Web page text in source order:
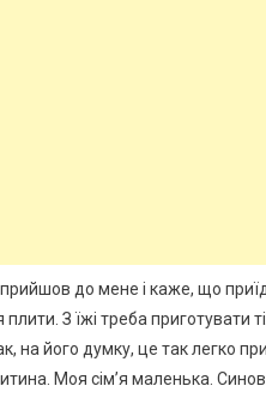
до мене і каже, що
З їжі треба приготувати
на його думку, це так легко
Моя сім’я маленька.